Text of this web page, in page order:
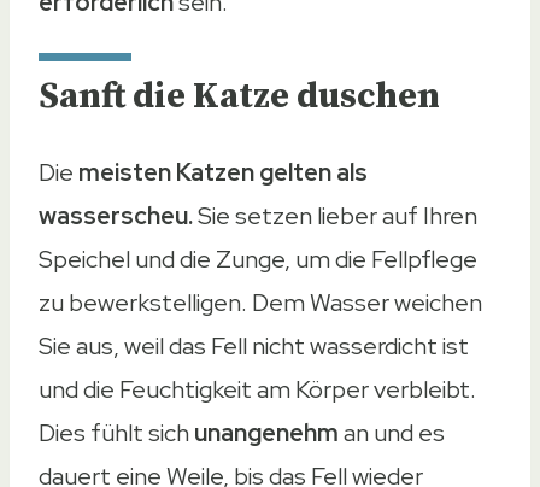
Sanft die Katze duschen
Die meisten Katzen gelten als
wasserscheu.Sie setzen lieber auf Ihren
Speichel und die Zunge, um die Fellpflege
zu bewerkstelligen. Dem Wasser weichen
Sie aus, weil das Fell nicht wasserdicht ist
und die Feuchtigkeit am Körper verbleibt.
Dies fühlt sichunangenehman und es
dauert eine Weile, bis das Fell wieder